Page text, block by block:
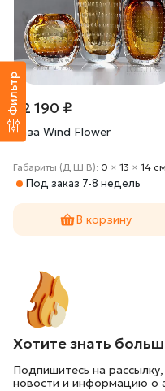
Фильтр
22 190 ₽
Ваза Wind Flower
Габариты (Д Ш В): 0 × 13 × 14 cм
Под заказ 7-8 недель
В корзину
Хотите знать
Подпишитесь на
новости и информацию о